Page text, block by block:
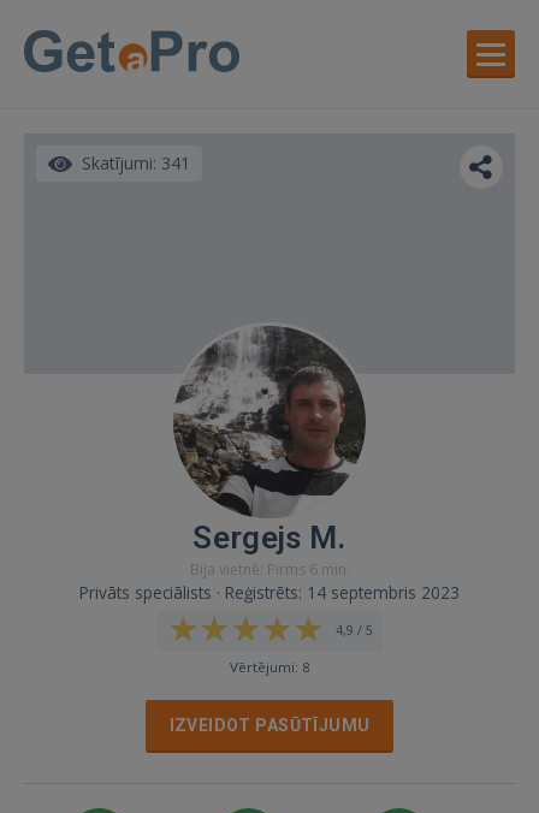
Skatījumi: 341
Sergejs M.
Bija vietnē: Pirms 6 min.
Privāts speciālists · Reģistrēts: 14 septembris 2023
4,9 / 5
Vērtējumi: 8
IZVEIDOT PASŪTĪJUMU